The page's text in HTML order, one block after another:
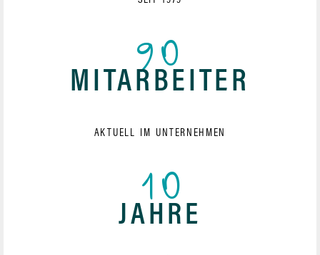
90
MITARBEITER
AKTUELL IM UNTERNEHMEN
10
JAHRE